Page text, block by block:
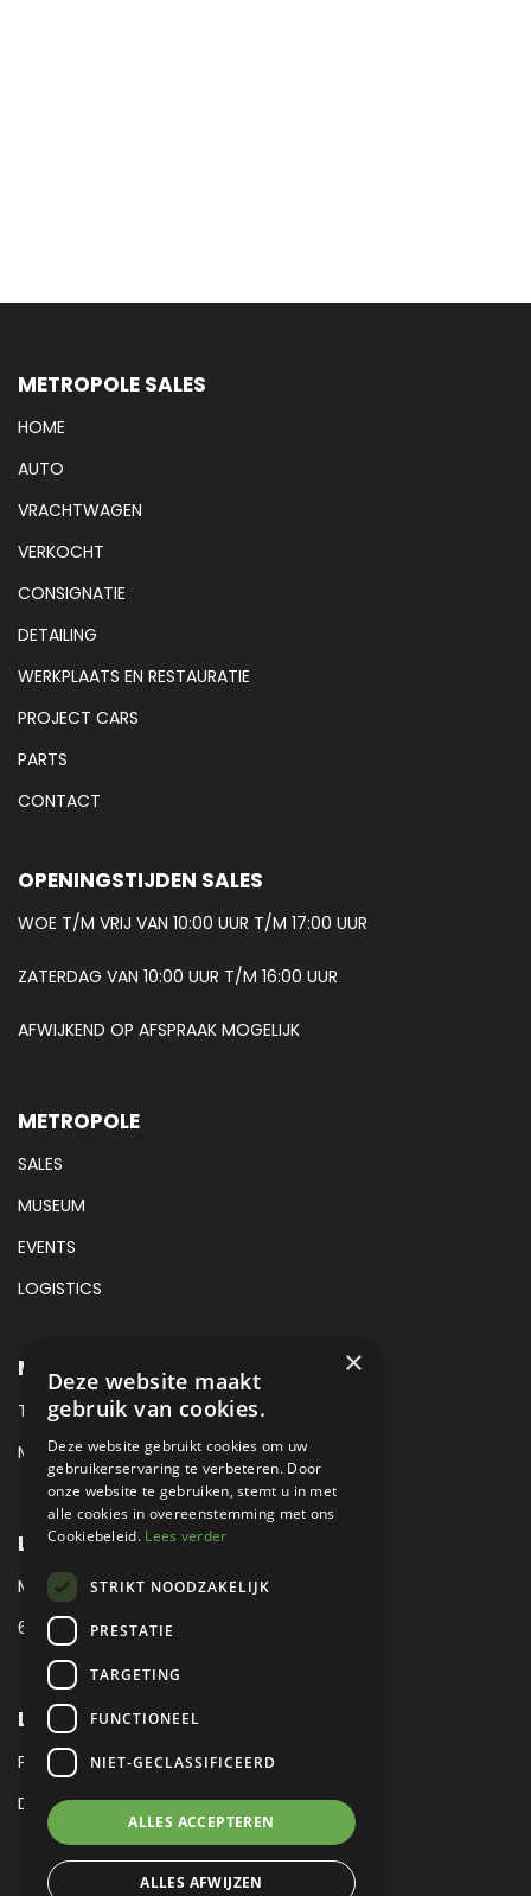
METROPOLE SALES
HOME
AUTO
VRACHTWAGEN
VERKOCHT
CONSIGNATIE
DETAILING
WERKPLAATS EN RESTAURATIE
PROJECT CARS
PARTS
CONTACT
OPENINGSTIJDEN SALES
WOE T/M VRIJ VAN 10:00 UUR T/M 17:00 UUR
ZATERDAG VAN 10:00 UUR T/M 16:00 UUR
AFWIJKEND OP AFSPRAAK MOGELIJK
METROPOLE
SALES
MUSEUM
EVENTS
LOGISTICS
METROPOLE SALES CONTACT
TEL:+31 (0) 88 425 94 00
MAIL:SALES@METROPOLE.NL
LOCATIE
MEUBELLAAN 1 / VIA ENZO FERRARI
6651 KV DRUTEN / THE NETHERLANDS
LEGAL
PRIVACY VERKLARING
DISCLAIMER|SITEMAP
×
Deze website maakt
gebruik van cookies.
Deze website gebruikt cookies om uw
gebruikerservaring te verbeteren. Door
onze website te gebruiken, stemt u in met
alle cookies in overeenstemming met ons
Cookiebeleid. Lees verder
STRIKT NOODZAKELIJK
PRESTATIE
TARGETING
FUNCTIONEEL
NIET-GECLASSIFICEERD
ALLES ACCEPTEREN
ALLES AFWIJZEN